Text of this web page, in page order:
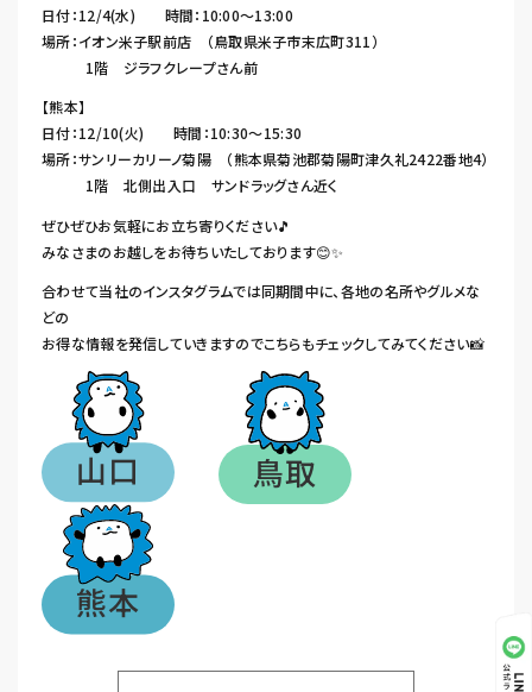
日付：12/4(水) 時間：10:00～13:00
場所：イオン米子駅前店 （鳥取県米子市末広町311）
1階 ジラフクレープさん前
【熊本】
日付：12/10(火) 時間：10:30～15:30
場所：サンリーカリーノ菊陽 （熊本県菊池郡菊陽町津久礼2422番地4）
1階 北側出入口 サンドラッグさん近く
ぜひぜひお気軽にお立ち寄りください🎵
みなさまのお越しをお待ちいたしております😊✨
合わせて当社のインスタグラムでは同期間中に、各地の名所やグルメな
どの
お得な情報を発信していきますのでこちらもチェックしてみてください📸